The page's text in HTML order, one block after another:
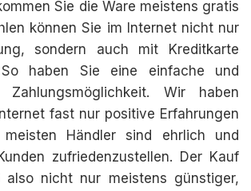
Sie die Ware meistens gratis
können Sie im Internet nicht nur
sondern auch mit Kreditkarte
haben Sie eine einfache und
Zahlungsmöglichkeit. Wir haben
fast nur positive Erfahrungen
Händler sind ehrlich und
zufriedenzustellen. Der Kauf
nicht nur meistens günstiger,